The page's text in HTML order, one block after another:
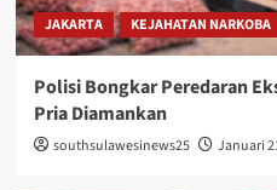
JAKARTA KEJAHATAN NARKOBA
Polisi Bongkar Peredaran
Pria Diamankan
southsulawesinews25 Januari